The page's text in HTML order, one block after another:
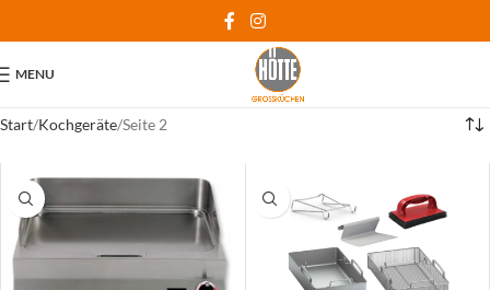
MENU
Start Kochgeräte Seite 2